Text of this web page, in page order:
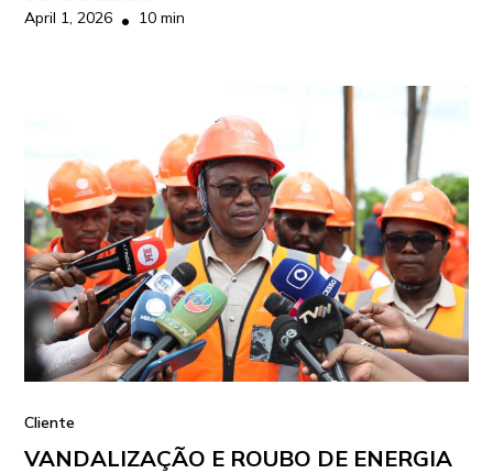
April 1, 2026 • 10 min
Cliente
VANDALIZAÇÃO E ROUBO DE ENERGIA